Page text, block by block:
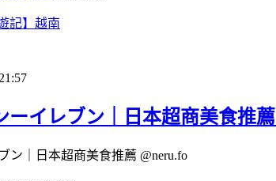
遊記】越南
21:57
ーイレブン｜日本超商美食推